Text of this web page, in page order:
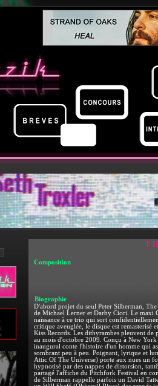
Composition
Biographie
D'abord projet du seul Peter Silberman,
de Michael Lerner et Darby Cicci. Le maxi
naissance à ce trio qui sort
critique aveuglée, le disque est remasterisé
Kiss Records. Les dithyrambes pleuvent
au mois d'octobre 2009. Conçu à New
inaugural conte l'histoire d'un homme qui
sombrant peu à peu. Poignant, lyrique et
Attic Of The Universe) porte aux nues un
hypnotisé par des nappes de distorsion,
partagé l'affiche du Pitchfork Festival en
de Silberman rappelle parfois un David